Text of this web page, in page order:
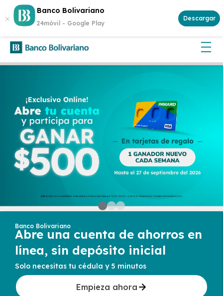
Banco Bolivariano
24móvil - Google Play
Descargar
¡Gana $500 cada semana!Abre tu cuenta y participa.Aplican
términos y condiciones
Banco Bolivariano
Abre una cuenta de ahorros en
línea, sin depósito inicial
Solo necesitas tu cédula y 5 minutos
Empieza ahora